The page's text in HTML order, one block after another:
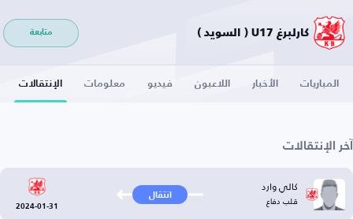
كارلبرغ U17 ( السويد ) متابعة
المباريات الأخبار اللاعبون فيديو معلومات الإنتقالات
آخر الإنتقالات
كالي وارد
قلب دفاع انتقال
2024-01-31